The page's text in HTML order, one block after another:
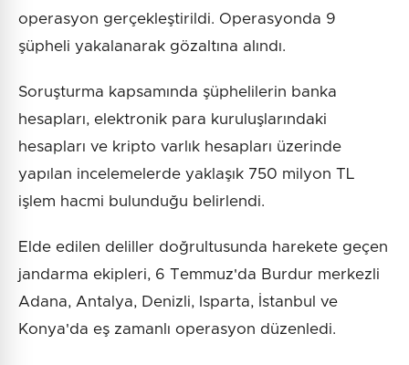
operasyon gerçekleştirildi. Operasyonda 9
şüpheli yakalanarak gözaltına alındı.
Soruşturma kapsamında şüphelilerin banka
hesapları, elektronik para kuruluşlarındaki
hesapları ve kripto varlık hesapları üzerinde
yapılan incelemelerde yaklaşık 750 milyon TL
işlem hacmi bulunduğu belirlendi.
Elde edilen deliller doğrultusunda harekete geçen
jandarma ekipleri, 6 Temmuz'da Burdur merkezli
Adana, Antalya, Denizli, Isparta, İstanbul ve
Konya'da eş zamanlı operasyon düzenledi.